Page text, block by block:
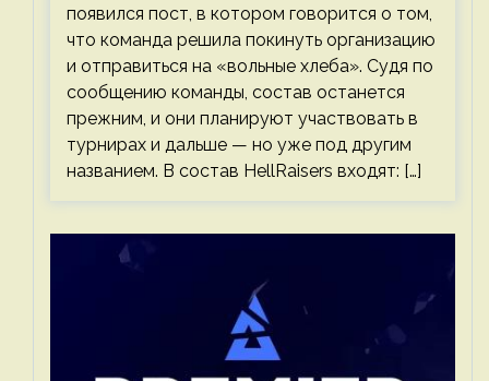
появился пост, в котором говорится о том,
что команда решила покинуть организацию
и отправиться на «вольные хлеба». Судя по
сообщению команды, состав останется
прежним, и они планируют участвовать в
турнирах и дальше — но уже под другим
названием. В состав HellRaisers входят: […]